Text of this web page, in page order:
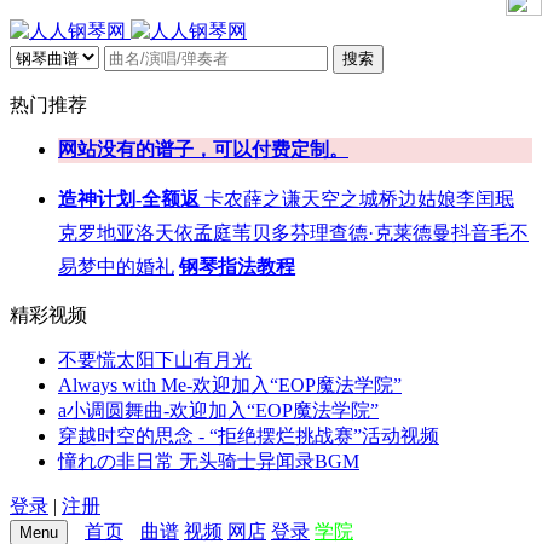
搜索
热门推荐
网站没有的谱子，可以付费定制。
造神计划-全额返 卡农薛之谦天空之城桥边姑娘李闰珉
克罗地亚洛天依孟庭苇贝多芬理查德·克莱德曼抖音毛不
易梦中的婚礼 钢琴指法教程
精彩视频
不要慌太阳下山有月光
Always with Me-欢迎加入“EOP魔法学院”
a小调圆舞曲-欢迎加入“EOP魔法学院”
穿越时空的思念 - “拒绝摆烂挑战赛”活动视频
憧れの非日常 无头骑士异闻录BGM
登录 | 注册
Menu 首页 曲谱 视频 网店 登录 学院